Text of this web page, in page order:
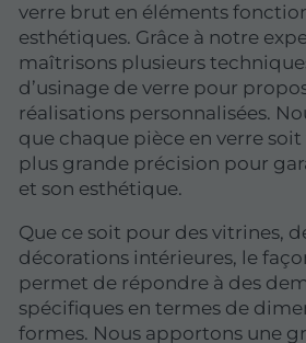
verre brut en éléments
esthétiques. Grâce à notre
maîtrisons plusieurs
d’usinage de verre pour
réalisations personnalisées.
que chaque pièce en verre
plus grande précision pour
et son esthétique.
Que ce soit pour des vitrines,
décorations intérieures, le
permet de répondre à des
spécifiques en termes de
formes. Nous apportons une